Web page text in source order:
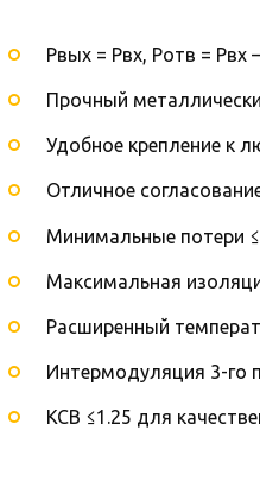
Рвых = Рвх, Ротв = Рвх
Прочный
Удобное крепление к
Отличное
Минимальные потери
Максимальная
Расширенный
Интермодуляция 3-го
КСВ ≤1.25 для